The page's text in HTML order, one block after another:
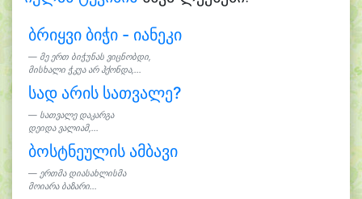
ბრიყვი ბიჭი - იანეკი
მე ერთ ბიჭუნას ვიცნობდი,
მისხალი ჭკუა არ ჰქონდა,...
სად არის სათვალე?
სათვალე დაკარგა
დეიდა ვალიამ,...
ბოსტნეულის ამბავი
ერთმა დიასახლისმა
მოიარა ბაზარი...